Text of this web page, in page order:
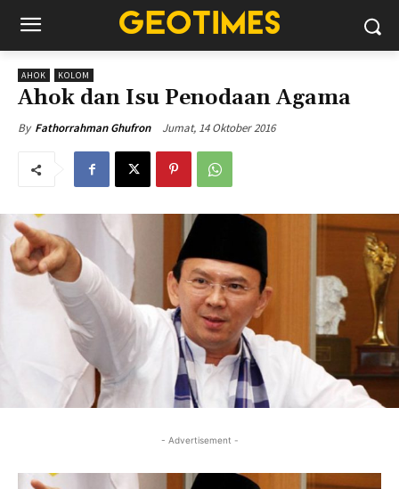
AHOK KOLOM
Ahok dan Isu Penodaan Agama
By Fathorrahman Ghufron Jumat, 14 Oktober 2016
- Advertisement -